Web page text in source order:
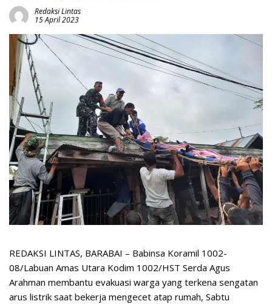
Redaksi Lintas
15 April 2023
REDAKSI LINTAS, BARABAI – Babinsa Koramil 1002-
08/Labuan Amas Utara Kodim 1002/HST Serda Agus
Arahman membantu evakuasi warga yang terkena sengatan
arus listrik saat bekerja mengecet atap rumah, Sabtu